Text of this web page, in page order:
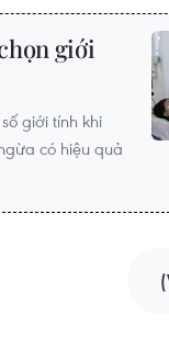
giới
giới tính khi
có hiệu quả